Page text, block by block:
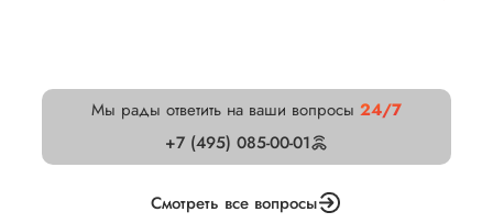
Мы рады ответить на ваши вопросы 24/7
+7 (495) 085-00-01
Смотреть все вопросы